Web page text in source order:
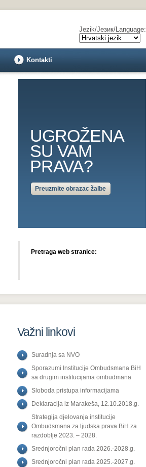
Jezik/Језик/Language:
Kontakti
UGROŽENA
SU VAM
PRAVA?
Preuzmite obrazac žalbe
Pretraga web stranice:
Važni linkovi
Suradnja sa NVO
Sporazumi Institucije Ombudsmana BiH
sa drugim institucijama ombudmana
Sloboda pristupa informacijama
Deklaracija iz Marakeša, 12.10.2018.g.
Strategija djelovanja institucije
Ombudsmana za ljudska prava BiH za
razdoblje 2023. – 2028.
Srednjoročni plan rada 2026.-2028.g.
Srednjoročni plan rada 2025.-2027.g.